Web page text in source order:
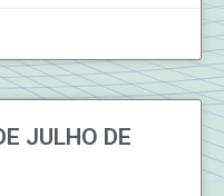
JULHO DE